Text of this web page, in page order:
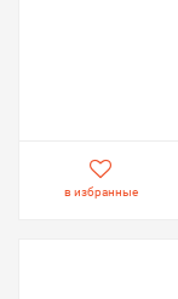
в избранные